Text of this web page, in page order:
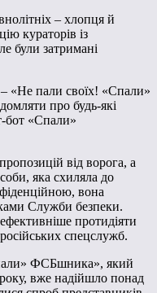
– хлопця й
кураторів із
були затримані
«Не пали своїх! «Спали»
про будь-які
бот «Спали»
від ворога, а
яка схиляла до
вона
Служби безпеки.
протидіяти
спецслужб.
ФСБшника», який
вже надійшло понад